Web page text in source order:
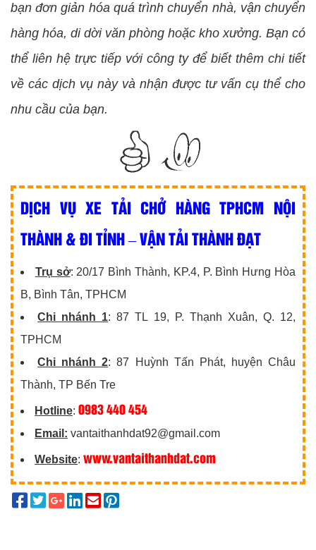
bạn đơn giản hóa quá trình chuyển nhà, vận chuyển
hàng hóa, di dời văn phòng hoặc kho xưởng. Bạn có
thể liên hệ trực tiếp với công ty để biết thêm chi tiết
về các dịch vụ này và nhận được tư vấn cụ thể cho
nhu cầu của bạn.
DỊCH VỤ XE TẢI CHỞ HÀNG TPHCM NỘI
THÀNH & ĐI TỈNH – VẬN TẢI THÀNH ĐẠT
Trụ sở: 20/17 Bình Thành, KP.4, P. Bình Hưng Hòa
B, Bình Tân, TPHCM
Chi nhánh 1: 87 TL 19, P. Thạnh Xuân, Q. 12,
TPHCM
Chi nhánh 2: 87 Huỳnh Tấn Phát, huyện Châu
Thành, TP Bến Tre
Hotline: 0983 440 454
Email: vantaithanhdat92@gmail.com
Website: www.vantaithanhdat.com